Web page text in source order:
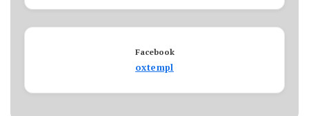
Facebook
oxtempl